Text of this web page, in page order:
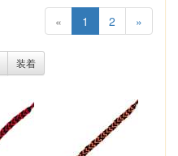
« 1 2 »
装着